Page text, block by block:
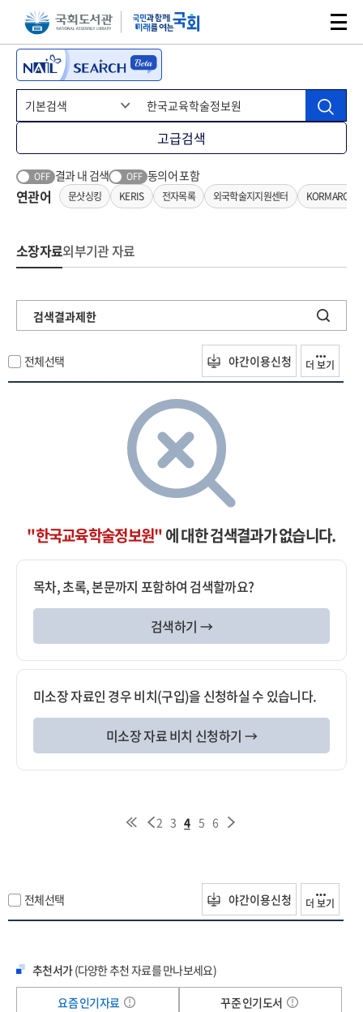
본문 바로가기주메뉴 바로가기
고급검색
OFF 결과 내 검색 OFF 동의어 포함
연관어 문샷싱킹 KERIS 전자목록 외국학술지지원센터 KORMARC기
소장자료외부기관 자료
검색결과제한
전체선택 야간이용신청 더 보기
"한국교육학술정보원"에 대한 검색결과가 없습니다.
목차, 초록, 본문까지 포함하여 검색할까요?
검색하기 →
미소장 자료인 경우 비치(구입)을 신청하실 수 있습니다.
미소장 자료 비치 신청하기 →
2 3 4 5 6
전체선택 야간이용신청 더 보기
추천서가(다양한 추천 자료를 만나보세요)
요즘 인기자료
꾸준 인기도서